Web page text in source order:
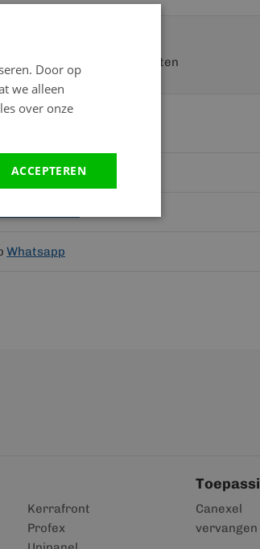
met een van onze specialisten
Whatsapp
Kerrafront
Profex
Canexel
vervangen
Door op
we alleen
over onze
ACCEPTEREN